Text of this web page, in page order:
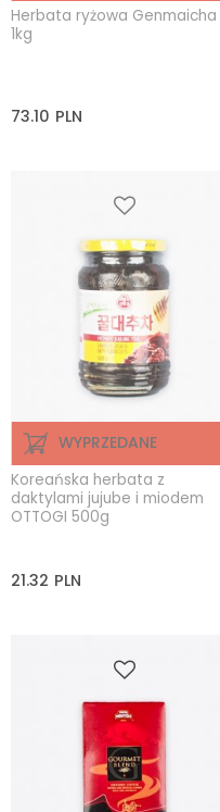
Herbata ryżowa Genmaicha
1kg
73.10 PLN
WYPRZEDANE
Koreańska herbata z
daktylami jujube i miodem
OTTOGI 500g
21.32 PLN